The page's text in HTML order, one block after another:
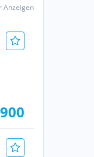
Anzeigen